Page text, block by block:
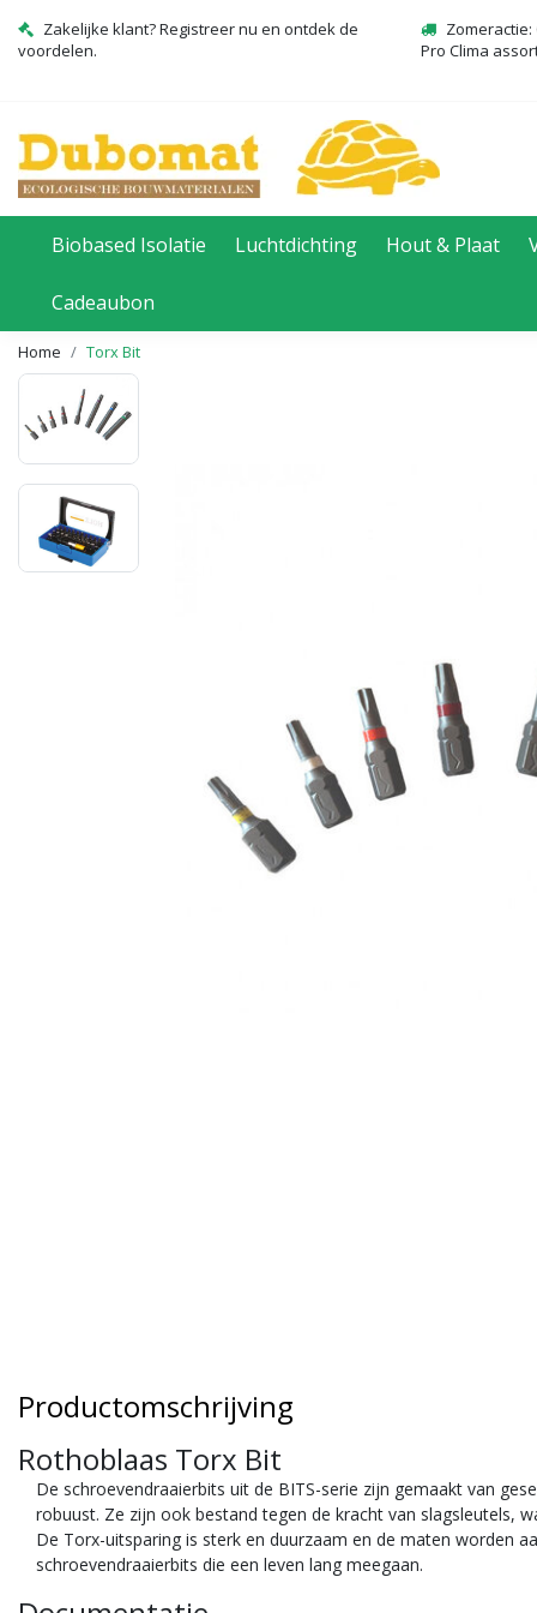
Zakelijke klant? Registreer nu en ontdek de
voordelen.
Pro Clima
Biobased Isolatie Luchtdichting Hout & Plaat
Cadeaubon
Home Torx Bit
Productomschrijving
Rothoblaas Torx Bit
De schroevendraaierbits uit de BITS-serie zijn gemaakt van
robuust. Ze zijn ook bestand tegen de kracht van slagsleutels,
De Torx-uitsparing is sterk en duurzaam en de maten worden
schroevendraaierbits die een leven lang meegaan.